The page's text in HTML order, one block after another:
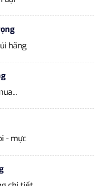
hãng
- mực